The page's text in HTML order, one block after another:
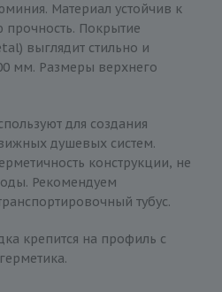
Материал устойчив к
Покрытие
выглядит стильно и
мм. Размеры верхнего
для создания
душевых систем.
конструкции, не
Рекомендуем
тубус.
крепится на профиль с